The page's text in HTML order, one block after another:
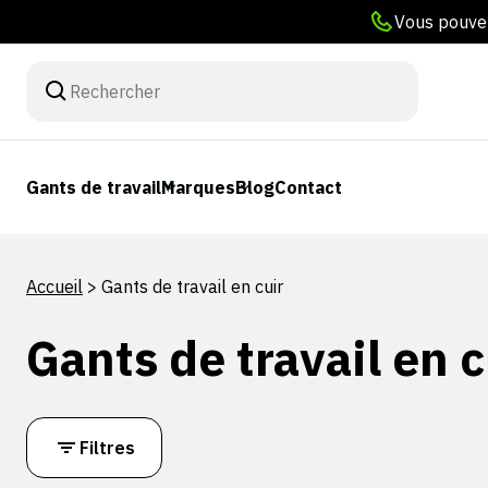
Vous
Gants de travailMarquesBlogContact
Accueil > Gants de travail en cuir
Gants de travail en
Filtres